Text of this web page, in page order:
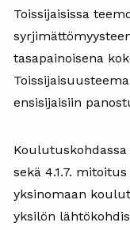
Toissijaisissa
tasapainoisena
ensisijaisiin
sekä 4.1.7.
yksinomaan
yksilön